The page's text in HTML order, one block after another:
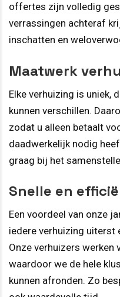
offertes zijn volledig
verrassingen achteraf
inschatten en
Maatwerk
Elke verhuizing is uniek,
kunnen verschillen.
zodat u alleen betaalt
daadwerkelijk nodig
graag bij het
Snelle en
Een voordeel van onze
iedere verhuizing uiterst
Onze verhuizers werken
waardoor we de hele
kunnen afronden. Zo